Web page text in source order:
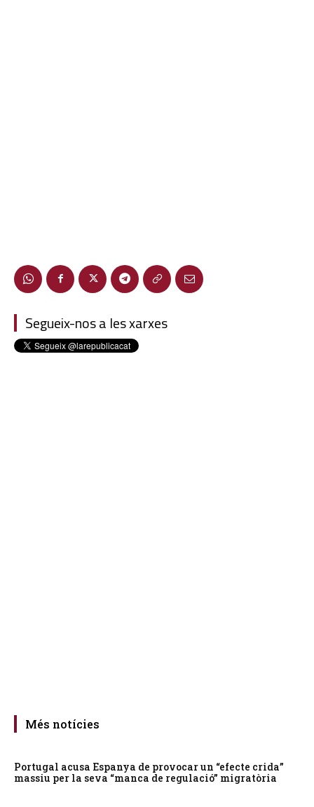
Segueix-nos a les xarxes
Més notícies
Portugal acusa Espanya de provocar un “efecte crida”
massiu per la seva “manca de regulació” migratòria